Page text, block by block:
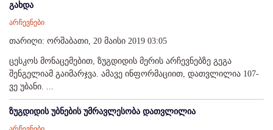
გახდა
არჩევნები
თარიღი: ორშაბათი, 20 მაისი 2019 03:05
ცესკოს მონაცემებით, ზუგდიდის მერის არჩევნებზე გეგა
შენგელიამ გაიმარჯვა. ამავე ინფორმაციით, დათვლილია 107-
ვე უბანი. ...
ზუგდიდის უბნების უმრავლესობა დათვლილია